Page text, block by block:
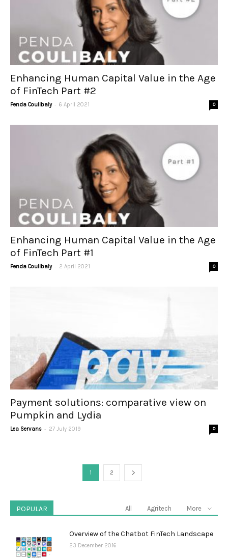
Enhancing Human Capital Value in the Age
of FinTech Part #2
Penda Coulibaly - 6 April 2021 0
Enhancing Human Capital Value in the Age
of FinTech Part #1
Penda Coulibaly - 2 April 2021 0
Payment solutions: comparative view on
Pumpkin and Lydia
Lea Servans - 27 July 2019 0
1 2
POPULAR All Agritech More
Overview of the Chatbot FinTech Landscape
23 December 2016